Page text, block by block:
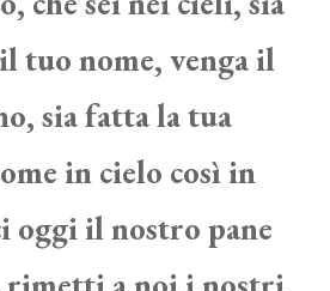
tuo nome, venga il
sia fatta la tua
in cielo così in
oggi il nostro pane